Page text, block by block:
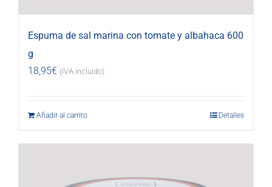
Espuma de sal marina con tomate y albahaca 600
g
18,95€ (IVA incluido)
Añadir al carrito Detalles